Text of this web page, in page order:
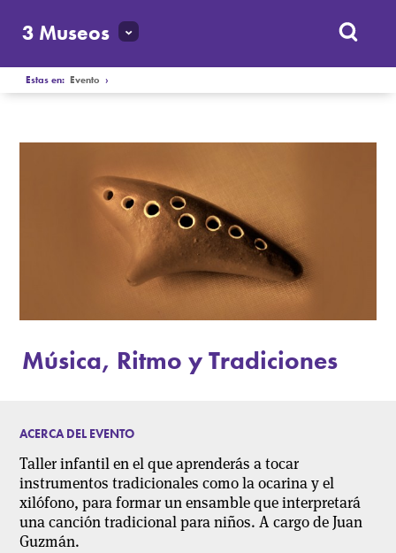
3 Museos
Estas en:Evento ›
Música, Ritmo y Tradiciones
ACERCA DEL EVENTO
Taller infantil en el que aprenderás a tocar
instrumentos tradicionales como la ocarina y el
xilófono, para formar un ensamble que interpretará
una canción tradicional para niños.A cargo de Juan
Guzmán.